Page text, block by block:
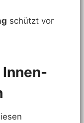
schützt vor